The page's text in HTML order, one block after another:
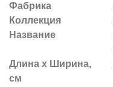
Фабрика
Коллекция
Название
Длина х Ширина,
см